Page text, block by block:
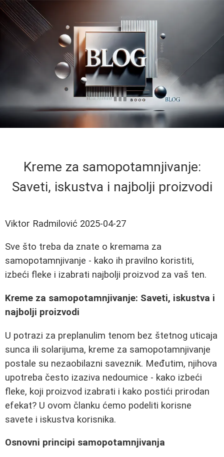
Kreme za samopotamnjivanje:
Saveti, iskustva i najbolji proizvodi
Viktor Radmilović 2025-04-27
Sve što treba da znate o kremama za
samopotamnjivanje - kako ih pravilno koristiti,
izbeći fleke i izabrati najbolji proizvod za vaš ten.
Kreme za samopotamnjivanje: Saveti, iskustva i
najbolji proizvodi
U potrazi za preplanulim tenom bez štetnog uticaja
sunca ili solarijuma, kreme za samopotamnjivanje
postale su nezaobilazni saveznik. Međutim, njihova
upotreba često izaziva nedoumice - kako izbeći
fleke, koji proizvod izabrati i kako postići prirodan
efekat? U ovom članku ćemo podeliti korisne
savete i iskustva korisnika.
Osnovni principi samopotamnjivanja